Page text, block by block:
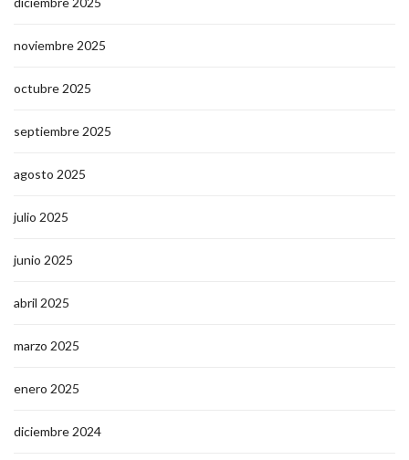
noviembre 2025
octubre 2025
septiembre 2025
agosto 2025
julio 2025
junio 2025
abril 2025
marzo 2025
enero 2025
diciembre 2024